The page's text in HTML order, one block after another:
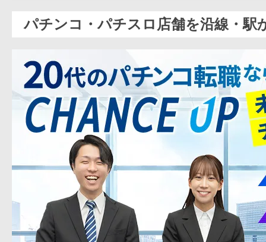
パチンコ・パチスロ店舗を沿線・駅